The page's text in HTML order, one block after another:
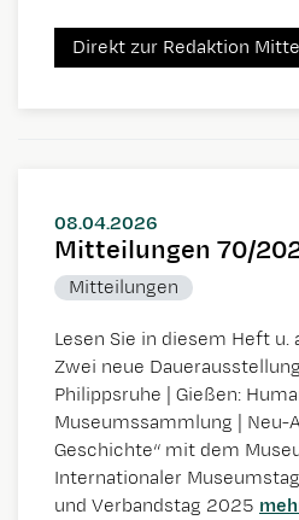
Direkt zur Redaktion
08.04.2026
Mitteilungen 70/
Mitteilungen
Lesen Sie in diesem Heft u.
Zwei neue
Philippsruhe | Gießen:
Museumssammlung | Neu-
Geschichte“ mit dem
Internationaler
und Verbandstag 2025